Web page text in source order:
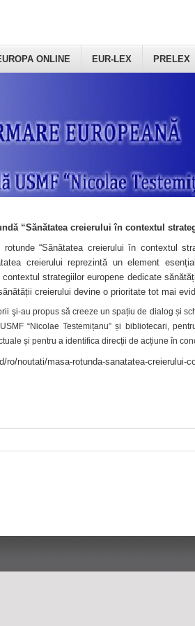
ONLINE EUR-LEX PRELEX
“Sănătatea creierului în contextul
“Sănătatea creierului în contextul
creierului reprezintă un element
strategiilor europene dedicate
creierului devine o prioritate tot mai
şi-au propus să creeze un spațiu de dialog și
“Nicolae Testemițanu” și bibliotecari,
și pentru a identifica direcții de acțiune în
ro/noutati/masa-rotunda-sanatatea-creierului-